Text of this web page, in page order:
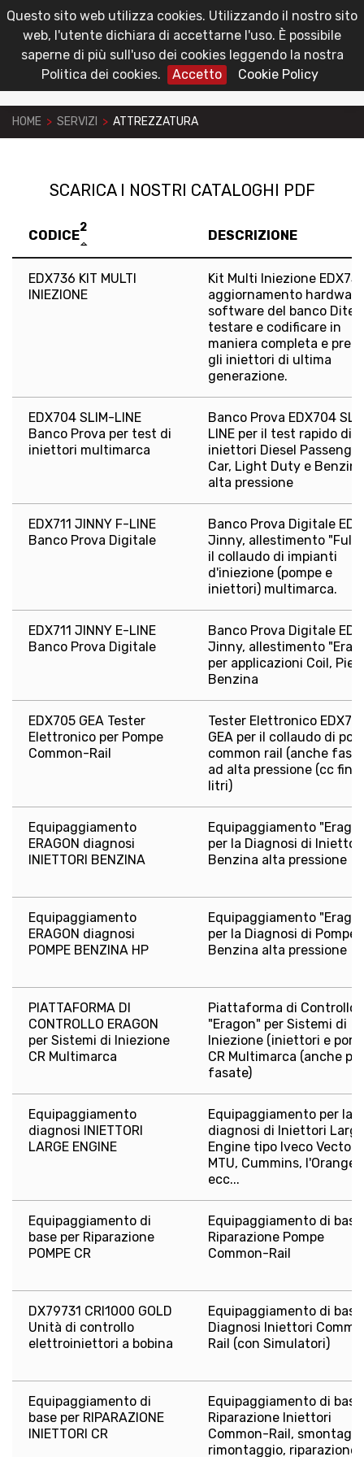
Questo sito web utilizza cookies. Utilizzando il nostro sito
web, l'utente dichiara di accettarne l'uso. È possibile
saperne di più sull'uso dei cookies leggendo la nostra
Politica dei cookies.
Accetto Cookie Policy
Area Riservata
HOME > SERVIZI > ATTREZZATURA
SCARICA I NOSTRI CATALOGHI PDF
CODICE
2
DESCRIZIONE
EDX736 KIT MULTI
INIEZIONE
Kit Multi Iniezione
aggiornamento
software del banco
testare e codificare in
maniera completa e
gli iniettori di ultima
generazione.
EDX704 SLIM-LINE
Banco Prova per test di
iniettori multimarca
Banco Prova EDX704
LINE per il test rapido di
iniettori Diesel Passenger
Car, Light Duty e Benzina
alta pressione
EDX711 JINNY F-LINE
Banco Prova Digitale
Banco Prova Digitale
Jinny, allestimento "Full"
il collaudo di impianti
d'iniezione (pompe e
iniettori) multimarca.
EDX711 JINNY E-LINE
Banco Prova Digitale
Banco Prova Digitale
Jinny, allestimento
per applicazioni Coil,
Benzina
EDX705 GEA Tester
Elettronico per Pompe
Common-Rail
Tester Elettronico
GEA per il collaudo di
common rail (anche
ad alta pressione (cc fino
litri)
Equipaggiamento
ERAGON diagnosi
INIETTORI BENZINA
Equipaggiamento
per la Diagnosi di Iniettori
Benzina alta pressione
Equipaggiamento
ERAGON diagnosi
POMPE BENZINA HP
Equipaggiamento
per la Diagnosi di Pompe
Benzina alta pressione
PIATTAFORMA DI
CONTROLLO ERAGON
per Sistemi di Iniezione
CR Multimarca
Piattaforma di Controllo
"Eragon" per Sistemi di
Iniezione (iniettori e
CR Multimarca (anche
fasate)
Equipaggiamento
diagnosi INIETTORI
LARGE ENGINE
Equipaggiamento per la
diagnosi di Iniettori Large
Engine tipo Iveco Vector,
MTU, Cummins, l'Orange
ecc...
Equipaggiamento di
base per Riparazione
POMPE CR
Equipaggiamento di
Riparazione Pompe
Common-Rail
DX79731 CRI1000 GOLD
Unità di controllo
elettroiniettori a bobina
Equipaggiamento di
Diagnosi Iniettori
Rail (con Simulatori)
Equipaggiamento di
base per RIPARAZIONE
INIETTORI CR
Equipaggiamento di
Riparazione Iniettori
Common-Rail,
rimontaggio, riparazione